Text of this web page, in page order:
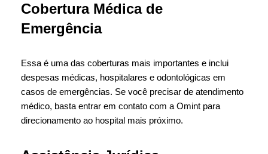
Cobertura Médica de
Emergência
Essa é uma das coberturas mais importantes e inclui
despesas médicas, hospitalares e odontológicas em
casos de emergências. Se você precisar de atendimento
médico, basta entrar em contato com a Omint para
direcionamento ao hospital mais próximo.